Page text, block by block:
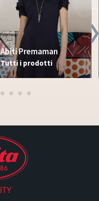
Abiti Premaman
Tutti i prodotti